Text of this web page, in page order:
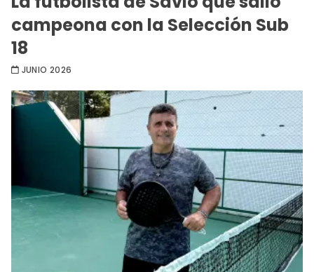
campeona con la Selección Sub
18
JUNIO 2026